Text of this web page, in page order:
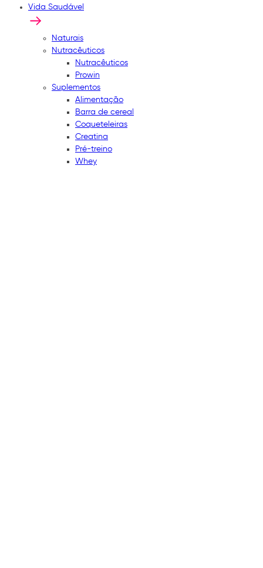
Vida Saudável
Naturais
Nutracêuticos
Nutracêuticos
Prowin
Suplementos
Alimentação
Barra de cereal
Coqueteleiras
Creatina
Pré-treino
Whey